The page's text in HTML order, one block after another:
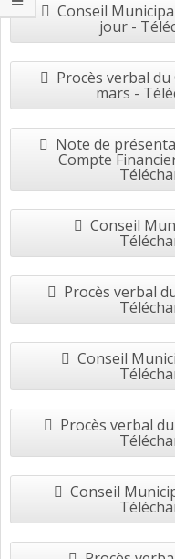
Conseil
jour -
Procès verbal
mars -
Note de
Compte
Conseil
Procès verbal
Conseil
Procès verbal
Conseil